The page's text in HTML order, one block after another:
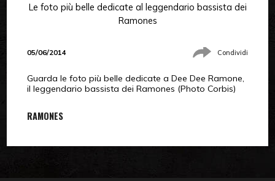
Le foto più belle dedicate al leggendario bassista dei
Ramones
05/06/2014 Condividi
Guarda le foto più belle dedicate a Dee Dee Ramone,
il leggendario bassista dei Ramones (Photo Corbis)
RAMONES